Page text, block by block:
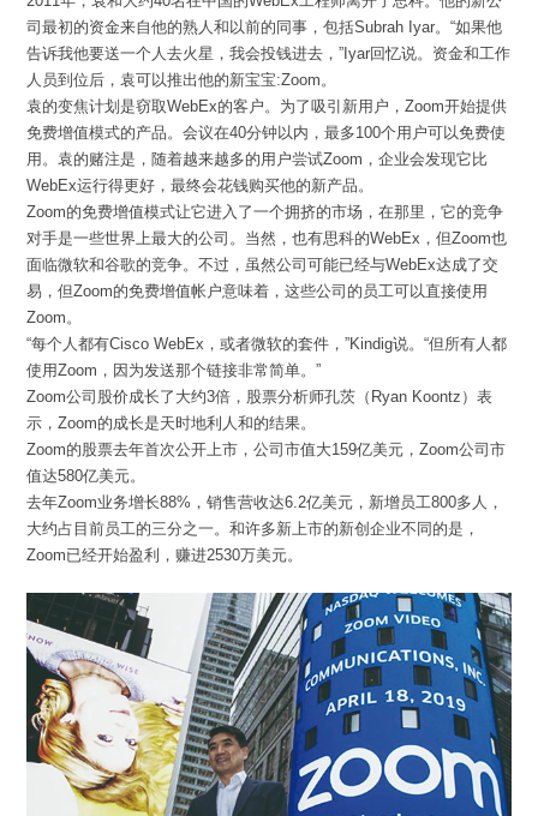
司最初的资金来自他的熟人和以前的同事，包括Subrah Iyar。“如果他
告诉我他要送一个人去火星，我会投钱进去，”Iyar回忆说。资金和工作
人员到位后，袁可以推出他的新宝宝:Zoom。
袁的变焦计划是窃取WebEx的客户。为了吸引新用户，Zoom开始提供
免费增值模式的产品。会议在40分钟以内，最多100个用户可以免费使
用。袁的赌注是，随着越来越多的用户尝试Zoom，企业会发现它比
WebEx运行得更好，最终会花钱购买他的新产品。
Zoom的免费增值模式让它进入了一个拥挤的市场，在那里，它的竞争
对手是一些世界上最大的公司。当然，也有思科的WebEx，但Zoom也
面临微软和谷歌的竞争。不过，虽然公司可能已经与WebEx达成了交
易，但Zoom的免费增值帐户意味着，这些公司的员工可以直接使用
Zoom。
“每个人都有Cisco WebEx，或者微软的套件，”Kindig说。“但所有人都
使用Zoom，因为发送那个链接非常简单。”
Zoom公司股价成长了大约3倍，股票分析师孔茨（Ryan Koontz）表
示，Zoom的成长是天时地利人和的结果。
Zoom的股票去年首次公开上市，公司市值大159亿美元，Zoom公司市
值达580亿美元。
去年Zoom业务增长88%，销售营收达6.2亿美元，新增员工800多人，
大约占目前员工的三分之一。和许多新上市的新创企业不同的是，
Zoom已经开始盈利，赚进2530万美元。